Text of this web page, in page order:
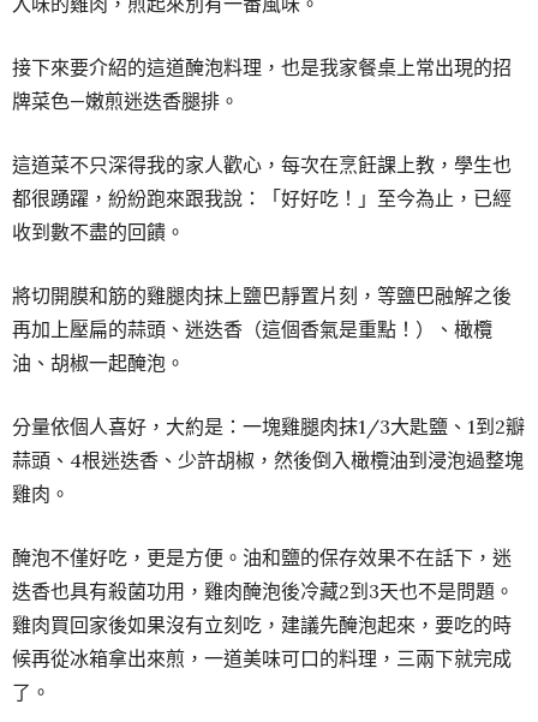
接下來要介紹的這道醃泡料理，也是我家餐桌上常出現的招
牌菜色—嫩煎迷迭香腿排。
這道菜不只深得我的家人歡心，每次在烹飪課上教，學生也
都很踴躍，紛紛跑來跟我說：「好好吃！」至今為止，已經
收到數不盡的回饋。
將切開膜和筋的雞腿肉抹上鹽巴靜置片刻，等鹽巴融解之後
再加上壓扁的蒜頭、迷迭香（這個香氣是重點！）、橄欖
油、胡椒一起醃泡。
分量依個人喜好，大約是：一塊雞腿肉抹1/3大匙鹽、1到2瓣
蒜頭、4根迷迭香、少許胡椒，然後倒入橄欖油到浸泡過整塊
雞肉。
醃泡不僅好吃，更是方便。油和鹽的保存效果不在話下，迷
迭香也具有殺菌功用，雞肉醃泡後冷藏2到3天也不是問題。
雞肉買回家後如果沒有立刻吃，建議先醃泡起來，要吃的時
候再從冰箱拿出來煎，一道美味可口的料理，三兩下就完成
了。